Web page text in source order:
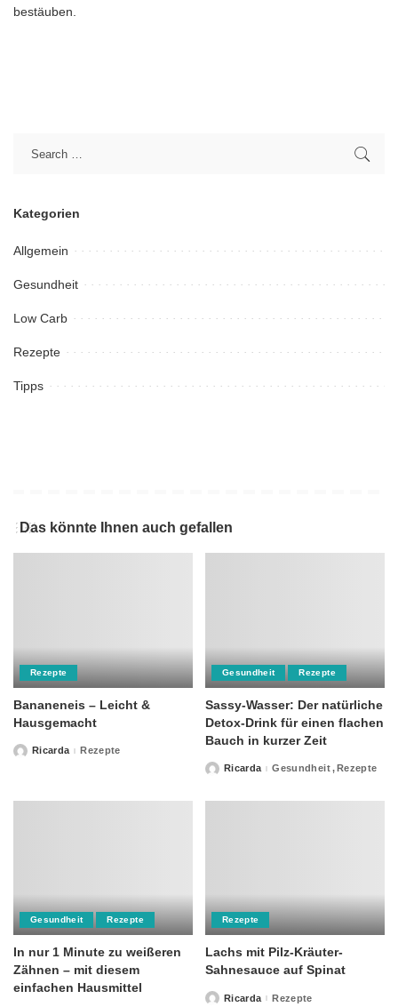
bestäuben.
Kategorien
Allgemein
Gesundheit
Low Carb
Rezepte
Tipps
Das könnte Ihnen auch gefallen
Rezepte
Bananeneis – Leicht &
Hausgemacht
PostedRicarda Rezepte
Gesundheit Rezepte
Sassy-Wasser: Der natürliche
Detox-Drink für einen flachen
Bauch in kurzer Zeit
PostedRicarda Gesundheit Rezepte
Gesundheit Rezepte
In nur 1 Minute zu weißeren
Zähnen – mit diesem
einfachen Hausmittel
Rezepte
Lachs mit Pilz-Kräuter-
Sahnesauce auf Spinat
PostedRicarda Rezepte